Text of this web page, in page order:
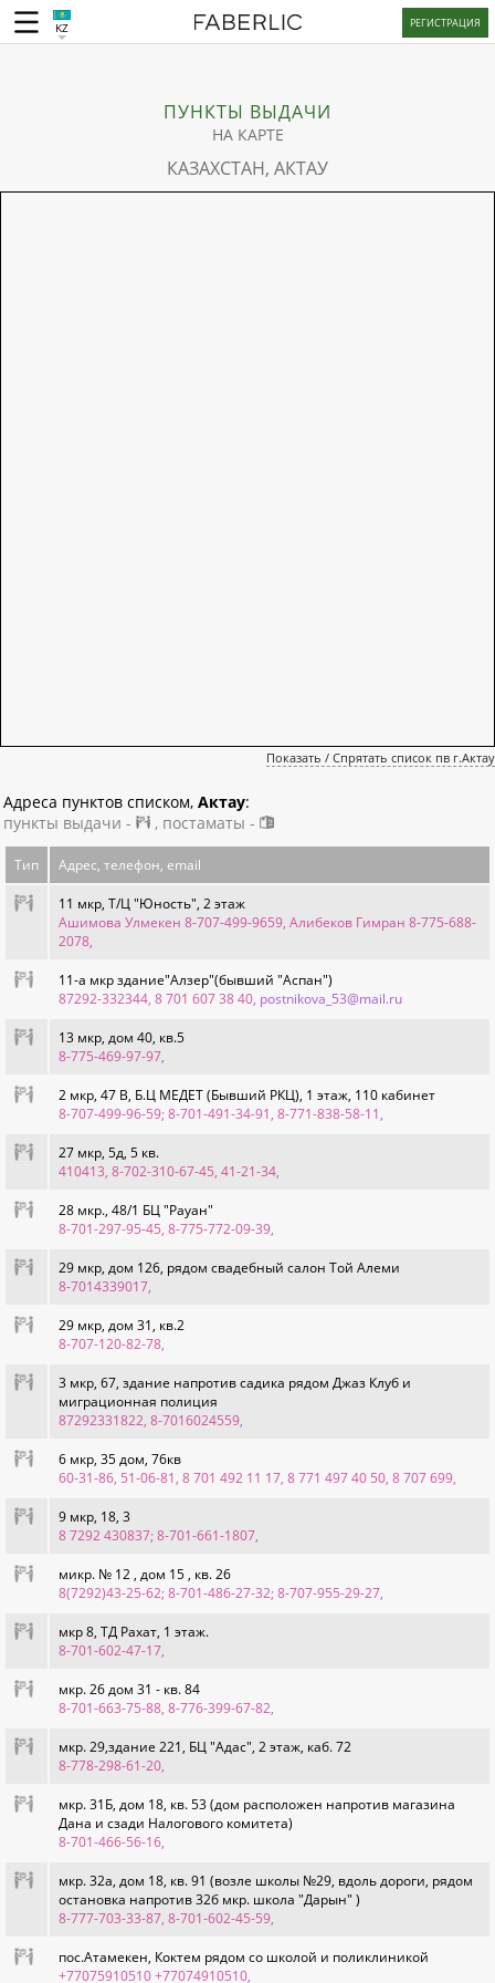
KZ РЕГИСТРАЦИЯ
ПУНКТЫ ВЫДАЧИ
НА КАРТЕ
КАЗАХСТАН, АКТАУ
Показать / Спрятать список пв г.Актау
Адреса пунктов списком, Актау:
пункты выдачи -
, постаматы -
Тип Адрес, телефон, email
11 мкр, Т/Ц "Юность", 2 этаж
Ашимова Улмекен 8-707-499-9659, Алибеков Гимран 8-775-688-
2078,
11-а мкр здание"Алзер"(бывший "Аспан")
87292-332344, 8 701 607 38 40, postnikova_53@mail.ru
13 мкр, дом 40, кв.5
8-775-469-97-97,
2 мкр, 47 В, Б.Ц МЕДЕТ (Бывший РКЦ), 1 этаж, 110 кабинет
8-707-499-96-59; 8-701-491-34-91, 8-771-838-58-11,
27 мкр, 5д, 5 кв.
410413, 8-702-310-67-45, 41-21-34,
28 мкр., 48/1 БЦ "Рауан"
8-701-297-95-45, 8-775-772-09-39,
29 мкр, дом 126, рядом свадебный салон Той Алеми
8-7014339017,
29 мкр, дом 31, кв.2
8-707-120-82-78,
3 мкр, 67, здание напротив садика рядом Джаз Клуб и
миграционная полиция
87292331822, 8-7016024559,
6 мкр, 35 дом, 76кв
60-31-86, 51-06-81, 8 701 492 11 17, 8 771 497 40 50, 8 707 699,
9 мкр, 18, 3
8 7292 430837; 8-701-661-1807,
микр. № 12 , дом 15 , кв. 26
8(7292)43-25-62; 8-701-486-27-32; 8-707-955-29-27,
мкр 8, ТД Рахат, 1 этаж.
8-701-602-47-17,
мкр. 26 дом 31 - кв. 84
8-701-663-75-88, 8-776-399-67-82,
мкр. 29,здание 221, БЦ "Адас", 2 этаж, каб. 72
8-778-298-61-20,
мкр. 31Б, дом 18, кв. 53 (дом расположен напротив магазина
Дана и сзади Налогового комитета)
8-701-466-56-16,
мкр. 32а, дом 18, кв. 91 (возле школы №29, вдоль дороги, рядом
остановка напротив 32б мкр. школа "Дарын" )
8-777-703-33-87, 8-701-602-45-59,
пос.Атамекен, Коктем рядом со школой и поликлиникой
+77075910510 +77074910510,